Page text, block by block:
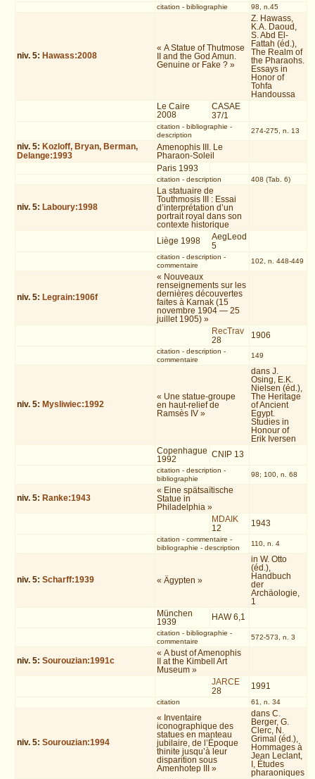
citation - bibliographie 98, n.45
niv. 5: Hawass:2008
« A Statue of Thutmose
II and the God Amun.
Genuine or Fake ? »
Z. Hawass,
K.A. Daoud,
S. Abd El-
Fattah (éd.),
The Realm of
the Pharaohs.
Essays in
Honor of
Tohfa
Handoussa
Le Caire
2008
CASAE
37/1
citation - bibliographie -
description
274-275, n. 13
niv. 5: Kozloff, Bryan, Berman,
Delange:1993
Amenophis III. Le
Pharaon-Soleil
Paris 1993
citation - description 408 (Tab. 6)
niv. 5: Laboury:1998
La statuaire de
Touthmosis III : Essai
d’interprétation d’un
portrait royal dans son
contexte historique
Liège 1998
AegLeod
5
citation - description -
commentaire
102, n. 448-449
niv. 5: Legrain:1906f
« Nouveaux
renseignements sur les
dernières découvertes
faites à Karnak (15
novembre 1904 — 25
juillet 1905) »
RecTrav
28
1906
citation - description -
commentaire
149
niv. 5: Mysliwiec:1992
« Une statue-groupe
en haut-relief de
Ramsès IV »
dans J.
Osing, E.K.
Nielsen (éd.),
The Heritage
of Ancient
Egypt.
Studies in
Honour of
Erik Iversen
Copenhague
1992
CNIP 13
citation - description -
bibliographie
98; 100, n. 68
niv. 5: Ranke:1943
« Eine spätsaïtische
Statue in
Philadelphia »
MDAIK
12
1943
citation - commentaire -
bibliographie - description
110, n. 4
niv. 5:Scharff:1939 « Ägypten »
in W. Otto
(éd.),
Handbuch
der
Archäologie,
1
München
1939
HAW 6,1
citation - bibliographie -
commentaire
572-573, n. 3
niv. 5:Sourouzian:1991c
« A bust of Amenophis
II at the Kimbell Art
Museum »
JARCE
28
1991
citation 61, n. 34
niv. 5:Sourouzian:1994
« Inventaire
iconographique des
statues en manteau
jubilaire, de l’Époque
thinite jusqu’à leur
disparition sous
Amenhotep III »
dans C.
Berger, G.
Clerc, N.
Grimal (éd.),
Hommages à
Jean Leclant,
I, Études
pharaoniques